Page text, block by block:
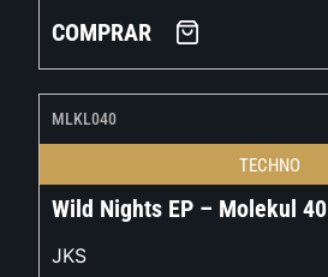
COMPRAR
MLKL040
TECHNO
Wild Nights EP – Molekul 40
JKS